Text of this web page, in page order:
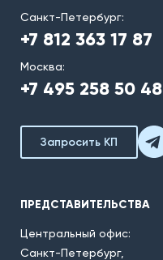
Санкт-Петербург:
+7 812 363 17 87
Москва:
+7 495 258 50 48
Запросить КП
ПРЕДСТАВИТЕЛЬСТВА
Центральный офис:
Санкт-Петербург,